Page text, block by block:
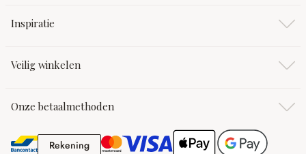
Inspiratie
Veilig winkelen
Onze betaalmethoden
RekeningRekening